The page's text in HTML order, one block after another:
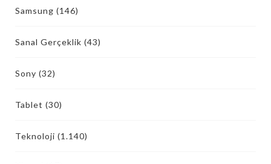
Samsung (146)
Sanal Gerçeklik (43)
Sony (32)
Tablet (30)
Teknoloji (1.140)